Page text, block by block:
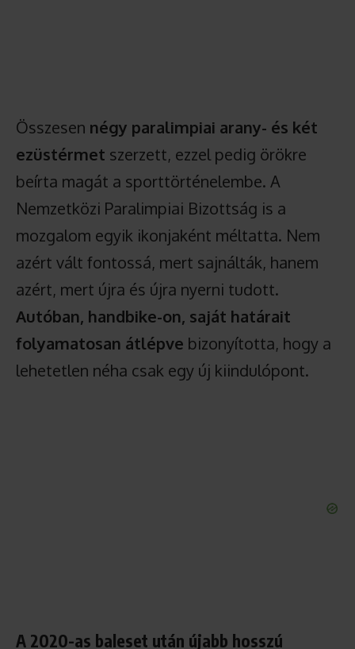
Összesen négy paralimpiai arany- és két
ezüstérmet szerzett, ezzel pedig örökre
beírta magát a sporttörténelembe. A
Nemzetközi Paralimpiai Bizottság is a
mozgalom egyik ikonjaként méltatta. Nem
azért vált fontossá, mert sajnálták, hanem
azért, mert újra és újra nyerni tudott.
Autóban, handbike-on, saját határait
folyamatosan átlépve bizonyította, hogy a
lehetetlen néha csak egy új kiindulópont.
A 2020-as baleset után újabb hosszú